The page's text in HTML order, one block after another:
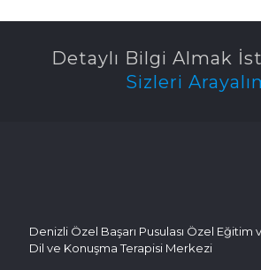
Detaylı Bilgi Almak
Sizleri
Denizli Özel Başarı Pusulası Özel Eğitim
Dil ve Konuşma Terapisi Merkezi